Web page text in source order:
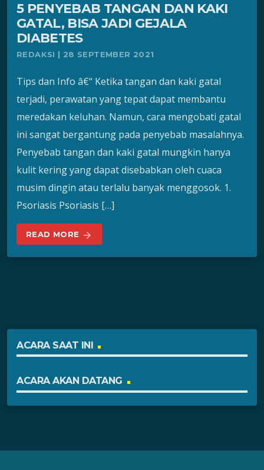
5 PENYEBAB TANGAN DAN KAKI
GATAL, BISA JADI GEJALA
DIABETES
REDAKSI | 28 SEPTEMBER 2021
Tips dan Info â€“ Ketika tangan dan kaki gatal
terjadi, perawatan yang tepat dapat membantu
meredakan keluhan. Namun, cara mengobati gatal
ini sangat bergantung pada penyebab masalahnya.
Penyebab tangan dan kaki gatal mungkin hanya
kulit kering yang dapat disebabkan oleh cuaca
musim dingin atau terlalu banyak menggosok. 1.
Psoriasis Psoriasis […]
READ MORE arrow_forward
ACARA SAAT INI
ACARA AKAN DATANG